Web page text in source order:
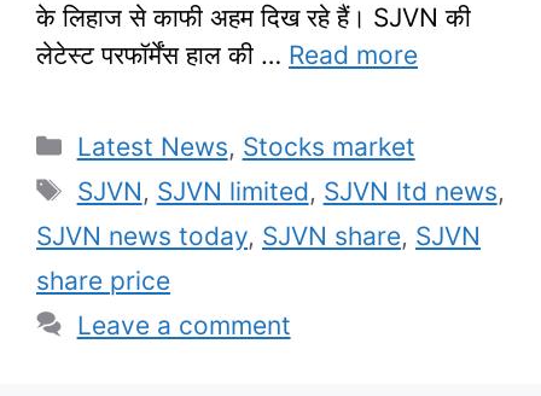
के लिहाज से काफी अहम दिख रहे हैं। SJVN की
लेटेस्ट परफॉर्मेंस हाल की … Read more
Categories
Latest News, Stocks market
Tags
SJVN, SJVN limited, SJVN ltd news,
SJVN news today, SJVN share, SJVN
share price
Leave a comment